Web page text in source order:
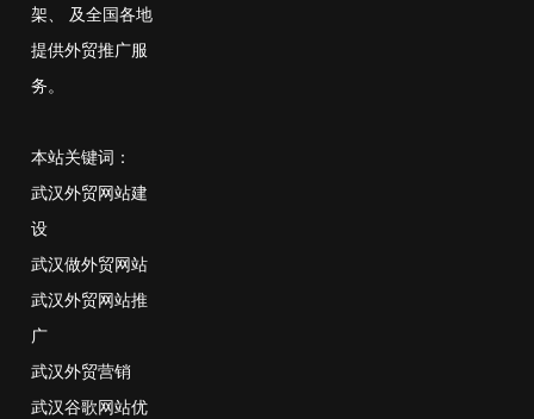
架
及全国各地
提供外贸推广服
务。
本站关键词：
武汉外贸网站建
设
武汉做外贸网站
武汉外贸网站推
广
武汉外贸营销
武汉谷歌网站优